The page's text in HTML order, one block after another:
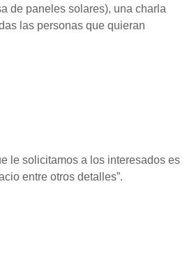
de paneles solares), una charla
las personas que quieran
le solicitamos a los interesados es
entre otros detalles”.